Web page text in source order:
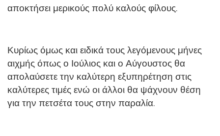
αποκτήσει μερικούς πολύ καλούς φίλους.
Κυρίως όμως και ειδικά τους λεγόμενους μήνες
αιχμής όπως ο Ιούλιος και ο Αύγουστος θα
απολαύσετε την καλύτερη εξυπηρέτηση στις
καλύτερες τιμές ενώ οι άλλοι θα ψάχνουν θέση
για την πετσέτα τους στην παραλία.